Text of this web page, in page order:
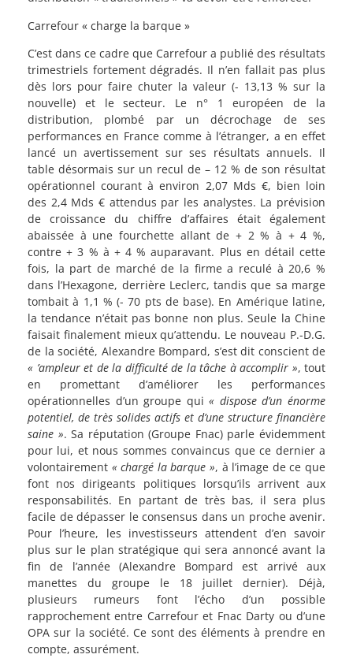
Carrefour « charge la barque »
C’est dans ce cadre que Carrefour a publié des résultats
trimestriels fortement dégradés. Il n’en fallait pas plus
dès lors pour faire chuter la valeur (- 13,13 % sur la
nouvelle) et le secteur. Le n° 1 européen de la
distribution, plombé par un décrochage de ses
performances en France comme à l’étranger, a en effet
lancé un avertissement sur ses résultats annuels. Il
table désormais sur un recul de – 12 % de son résultat
opérationnel courant à environ 2,07 Mds €, bien loin
des 2,4 Mds € attendus par les analystes. La prévision
de croissance du chiffre d’affaires était également
abaissée à une fourchette allant de + 2 % à + 4 %,
contre + 3 % à + 4 % auparavant. Plus en détail cette
fois, la part de marché de la firme a reculé à 20,6 %
dans l’Hexagone, derrière Leclerc, tandis que sa marge
tombait à 1,1 % (- 70 pts de base). En Amérique latine,
la tendance n’était pas bonne non plus. Seule la Chine
faisait finalement mieux qu’attendu. Le nouveau P.-D.G.
de la société, Alexandre Bompard, s’est dit conscient de
« ’ampleur et de la difficulté de la tâche à accomplir », tout
en promettant d’améliorer les performances
opérationnelles d’un groupe qui« dispose d’un énorme
potentiel, de très solides actifs et d’une structure financière
saine ». Sa réputation (Groupe Fnac) parle évidemment
pour lui, et nous sommes convaincus que ce dernier a
volontairement « chargé la barque », à l’image de ce que
font nos dirigeants politiques lorsqu’ils arrivent aux
responsabilités. En partant de très bas, il sera plus
facile de dépasser le consensus dans un proche avenir.
Pour l’heure, les investisseurs attendent d’en savoir
plus sur le plan stratégique qui sera annoncé avant la
fin de l’année (Alexandre Bompard est arrivé aux
manettes du groupe le 18 juillet dernier). Déjà,
plusieurs rumeurs font l’écho d’un possible
rapprochement entre Carrefour et Fnac Darty ou d’une
OPA sur la société. Ce sont des éléments à prendre en
compte, assurément.